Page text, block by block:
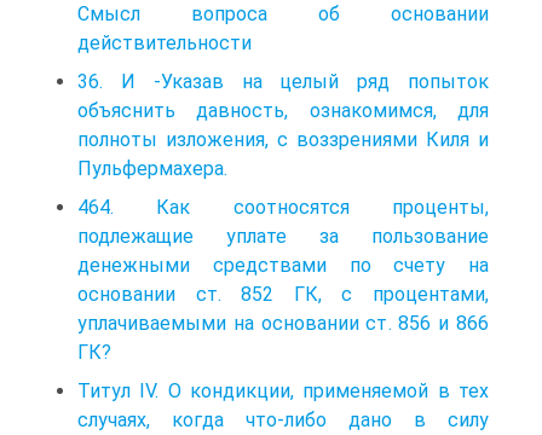
Смысл вопроса об основании
действительности
36. И -Указав на целый ряд попыток
объяснить давность, ознакомимся, для
полноты изложения, с воззрениями Киля и
Пульфермахера.
464. Как соотносятся проценты,
подлежащие уплате за пользование
денежными средствами по счету на
основании ст. 852 ГК, с процентами,
уплачиваемыми на основании ст. 856 и 866
ГК?
Титул IV. О кондикции, применяемой в тех
случаях, когда что-либо дано в силу